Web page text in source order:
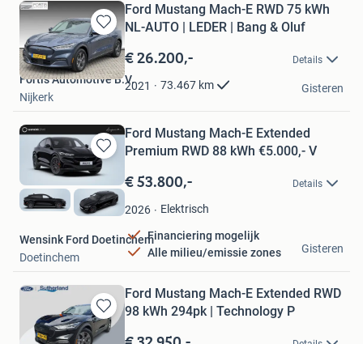
Bewaren
in
Mijn
Favorieten
Ford Mustang Mach-E RWD 75 kWh
NL-AUTO | LEDER | Bang & Oluf
€ 26.200,- Details
2021 73.467 km
Fortis Automotive B.V.
Nijkerk
Gisteren
Bewaren
in
Mijn
Favorieten
Ford Mustang Mach-E Extended
Premium RWD 88 kWh €5.000,- V
€ 53.800,- Details
2026 Elektrisch
Financiering mogelijk
Alle milieu/emissie zones
Wensink Ford Doetinchem
Doetinchem
Gisteren
Bewaren
in
Ford Mustang Mach-E Extended RWD
98 kWh 294pk | Technology P